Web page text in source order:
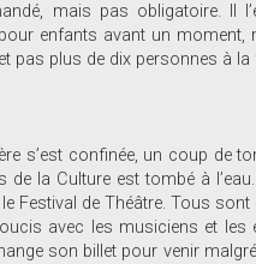
mais pas obligatoire. Il
enfants avant un
pas plus de dix personnes à la
s’est confinée, un coup de
de la Culture est tombé à
Festival de Théâtre. Tous
avec les musiciens et les
son billet pour venir